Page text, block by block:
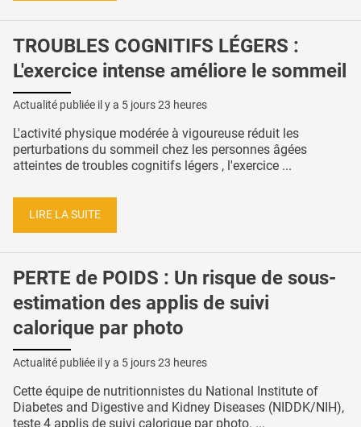
TROUBLES COGNITIFS LÉGERS :
L'exercice intense améliore le sommeil
Actualité publiée il y a 5 jours 23 heures
L'activité physique modérée à vigoureuse réduit les
perturbations du sommeil chez les personnes âgées
atteintes de troubles cognitifs légers , l'exercice ...
LIRE LA SUITE
PERTE de POIDS : Un risque de sous-
estimation des applis de suivi
calorique par photo
Actualité publiée il y a 5 jours 23 heures
Cette équipe de nutritionnistes du National Institute of
Diabetes and Digestive and Kidney Diseases (NIDDK/NIH),
teste 4 applis de suivi calorique par photo. ...